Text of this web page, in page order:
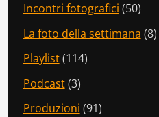
Incontri fotografici (50)
La foto della settimana (8)
Playlist(114)
Podcast(3)
Produzioni (91)